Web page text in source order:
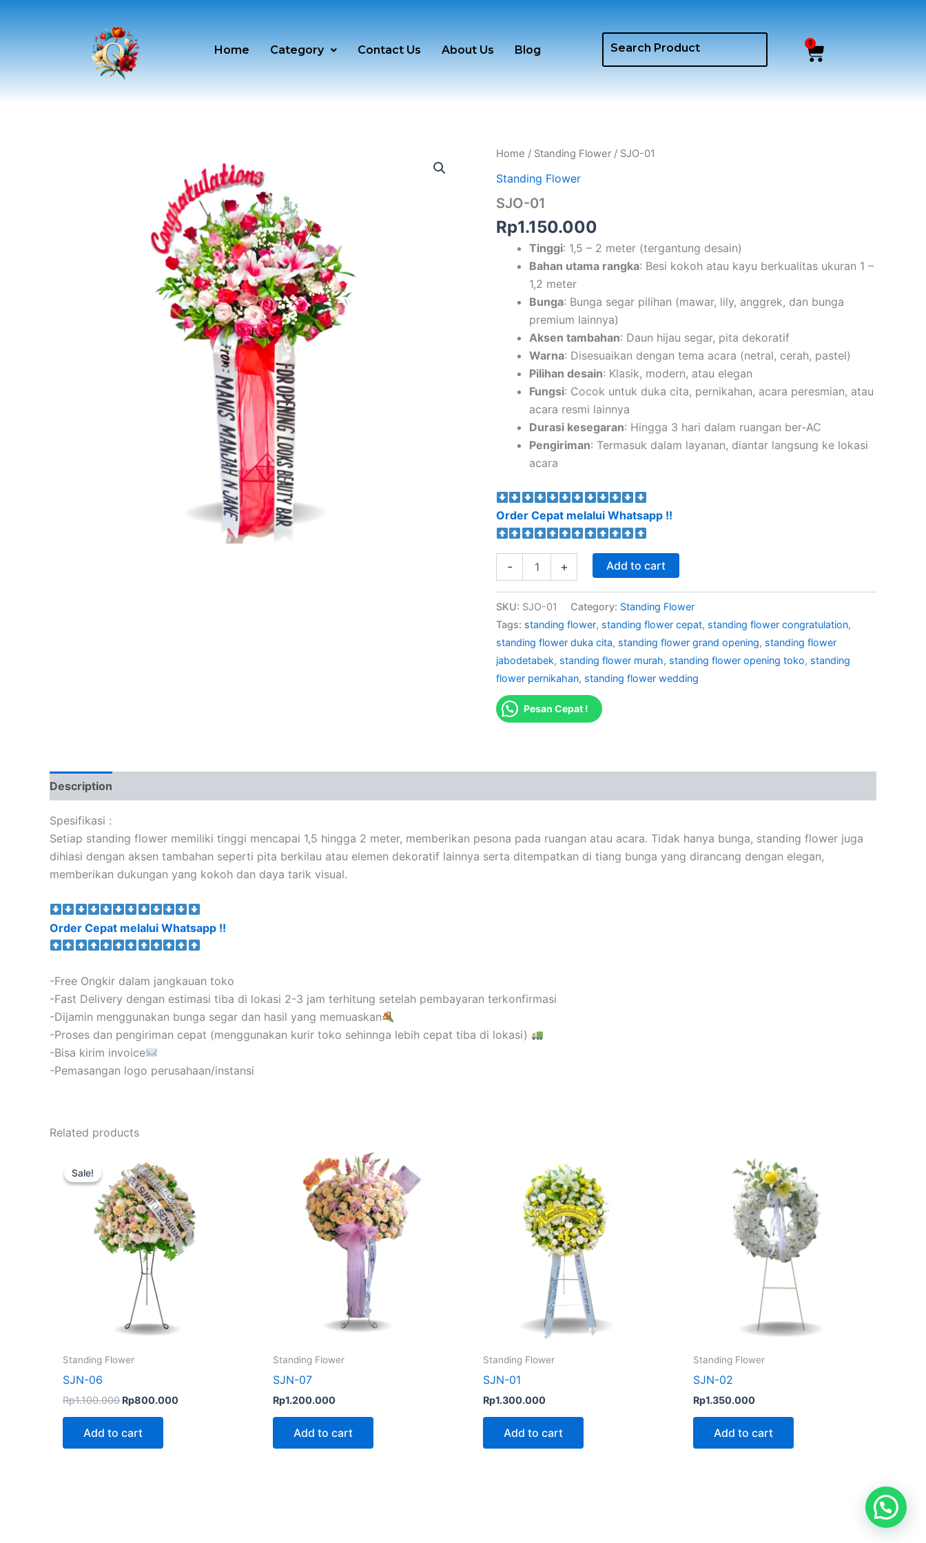
Home Category Contact Us About Us Blog
0 Cart
Home / Standing Flower / SJO-01
Standing Flower
SJO-01
Rp1.150.000
Tinggi: 1,5 – 2 meter (tergantung desain)
Bahan utama rangka: Besi kokoh atau kayu berkualitas ukuran 1 –
1,2 meter
Bunga: Bunga segar pilihan (mawar, lily, anggrek, dan bunga
premium lainnya)
Aksen tambahan: Daun hijau segar, pita dekoratif
Warna: Disesuaikan dengan tema acara (netral, cerah, pastel)
Pilihan desain: Klasik, modern, atau elegan
Fungsi: Cocok untuk duka cita, pernikahan, acara peresmian, atau
acara resmi lainnya
Durasi kesegaran: Hingga 3 hari dalam ruangan ber-AC
Pengiriman: Termasuk dalam layanan, diantar langsung ke lokasi
acara
Order Cepat melalui Whatsapp !!
-
SJO-
quantity
+ Add to cart
SKU: SJO-01 Category: Standing Flower
Tags: standing flower, standing flower cepat, standing flower congratulation,
standing flower duka cita, standing flower grand opening, standing flower
jabodetabek, standing flower murah, standing flower opening toko, standing
flower pernikahan, standing flower wedding
Pesan Cepat !
Description
Spesifikasi :
Setiap standing flower memiliki tinggi mencapai 1,5 hingga 2 meter, memberikan pesona pada ruangan atau acara. Tidak hanya bunga, standing flower juga
dihiasi dengan aksen tambahan seperti pita berkilau atau elemen dekoratif lainnya serta ditempatkan di tiang bunga yang dirancang dengan elegan,
memberikan dukungan yang kokoh dan daya tarik visual.
Order Cepat melalui Whatsapp !!
-Free Ongkir dalam jangkauan toko
-Fast Delivery dengan estimasi tiba di lokasi 2-3 jam terhitung setelah pembayaran terkonfirmasi
-Dijamin menggunakan bunga segar dan hasil yang memuaskan
-Proses dan pengiriman cepat (menggunakan kurir toko sehinnga lebih cepat tiba di lokasi)
-Bisa kirim invoice
-Pemasangan logo perusahaan/instansi
Related products
Sale!
Sale!
Standing Flower
SJN-06
Rp1.100.000
price
was:
Rp1.100.000.
Rp800.000
Rp800.000.
Add to cart
Standing Flower
SJN-07
Rp1.200.000
Add to cart
Standing Flower
SJN-01
Rp1.300.000
Add to cart
Standing Flower
SJN-02
Rp1.350.000
Add to cart